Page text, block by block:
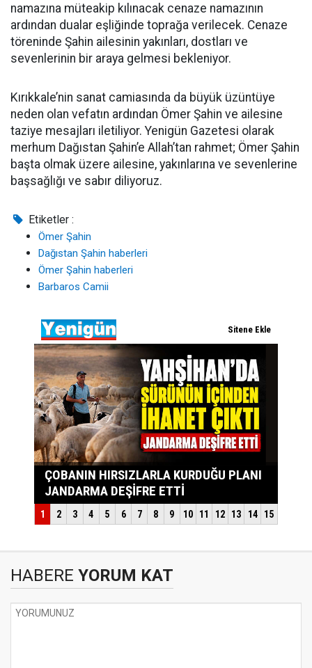
namazına müteakip kılınacak cenaze namazının
ardından dualar eşliğinde toprağa verilecek. Cenaze
töreninde Şahin ailesinin yakınları, dostları ve
sevenlerinin bir araya gelmesi bekleniyor.
Kırıkkale’nin sanat camiasında da büyük üzüntüye
neden olan vefatın ardından Ömer Şahin ve ailesine
taziye mesajları iletiliyor. Yenigün Gazetesi olarak
merhum Dağıstan Şahin’e Allah’tan rahmet; Ömer Şahin
başta olmak üzere ailesine, yakınlarına ve sevenlerine
başsağlığı ve sabır diliyoruz.
Etiketler :
Ömer Şahin
Dağıstan Şahin haberleri
Ömer Şahin haberleri
Barbaros Camii
HABERE YORUM KAT